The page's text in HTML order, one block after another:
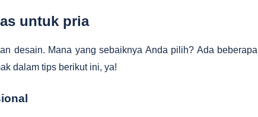
untuk pria
desain. Mana yang sebaiknya Anda pilih? Ada beberapa
dalam tips berikut ini, ya!